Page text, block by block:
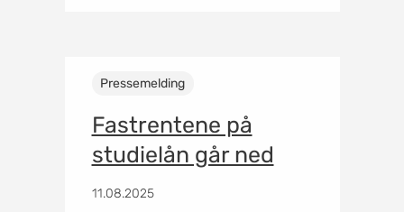
Pressemelding
Fastrentene på
studielån går ned
11.08.2025